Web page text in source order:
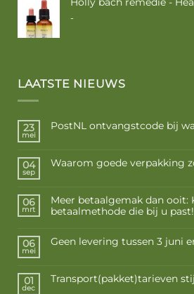
-Prijsklasse:
LAATSTE NIEUWS
23
mei
PostNL ontvangstcode bij
04
sep
Waarom goede verpakking
06
mrt
Meer betaalgemak dan ooit:
betaalmethode die bij u past!
06
mei
Geen levering tussen 3 juni
01
dec
Transport(pakket)tarieven